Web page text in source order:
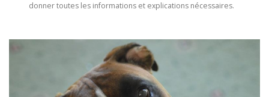
donner toutes les informations et explications nécessaires.